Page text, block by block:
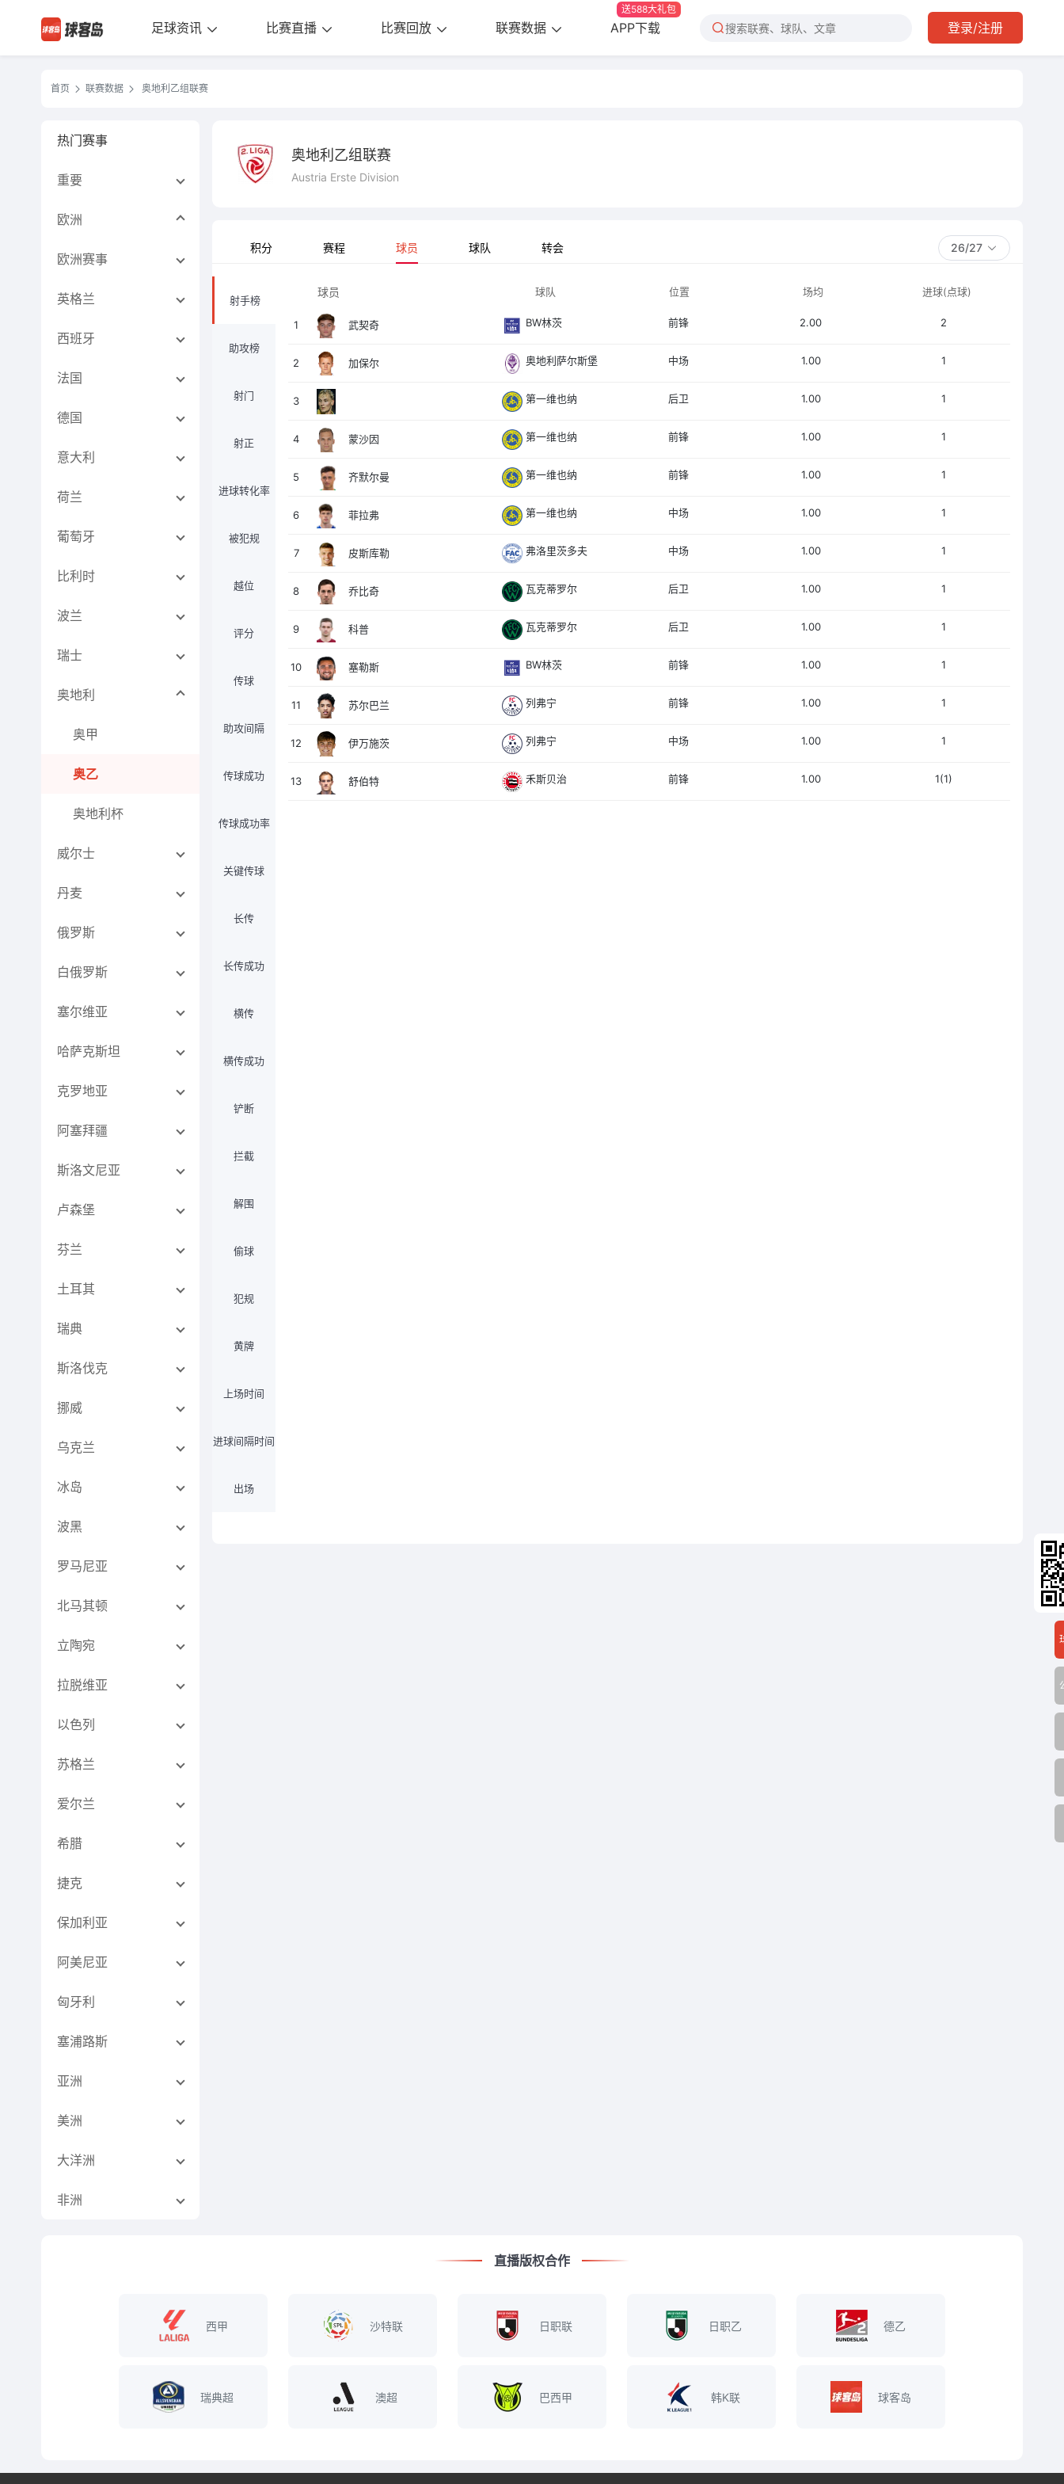
足球资讯 比赛直播 比赛回放 联赛数据 APP下载
送588大礼包
登录/注册
首页 联赛数据 奥地利乙组联赛
热门赛事
重要
欧洲
欧洲赛事
英格兰
西班牙
法国
德国
意大利
荷兰
葡萄牙
比利时
波兰
瑞士
奥地利
奥甲
奥乙
奥地利杯
威尔士
丹麦
俄罗斯
白俄罗斯
塞尔维亚
哈萨克斯坦
克罗地亚
阿塞拜疆
斯洛文尼亚
卢森堡
芬兰
土耳其
瑞典
斯洛伐克
挪威
乌克兰
冰岛
波黑
罗马尼亚
北马其顿
立陶宛
拉脱维亚
以色列
苏格兰
爱尔兰
希腊
捷克
保加利亚
阿美尼亚
匈牙利
塞浦路斯
亚洲
美洲
大洋洲
非洲
奥地利乙组联赛
Austria Erste Division
积分 赛程 球员 球队 转会 26/27
射手榜
助攻榜
射门
射正
进球转化率
被犯规
越位
评分
传球
助攻间隔
传球成功
传球成功率
关键传球
长传
长传成功
横传
横传成功
铲断
拦截
解围
偷球
犯规
黄牌
上场时间
进球间隔时间
出场
球员 球队 位置 场均 进球(点球)
1 武契奇 BW林茨 前锋 2.00 2
2 加保尔 奥地利萨尔斯堡 中场 1.00 1
3 第一维也纳 后卫 1.00 1
4 蒙沙因 第一维也纳 前锋 1.00 1
5 齐默尔曼 第一维也纳 前锋 1.00 1
6 菲拉弗 第一维也纳 中场 1.00 1
7 皮斯库勒 弗洛里茨多夫 中场 1.00 1
8 乔比奇 瓦克蒂罗尔 后卫 1.00 1
9 科普 瓦克蒂罗尔 后卫 1.00 1
10 塞勒斯 BW林茨 前锋 1.00 1
11 苏尔巴兰 列弗宁 前锋 1.00 1
12 伊万施茨 列弗宁 中场 1.00 1
13 舒伯特 禾斯贝治 前锋 1.00 1(1)
直播版权合作
西甲 沙特联 日职联 日职乙 德乙
瑞典超 澳超 巴西甲 韩K联 球客岛